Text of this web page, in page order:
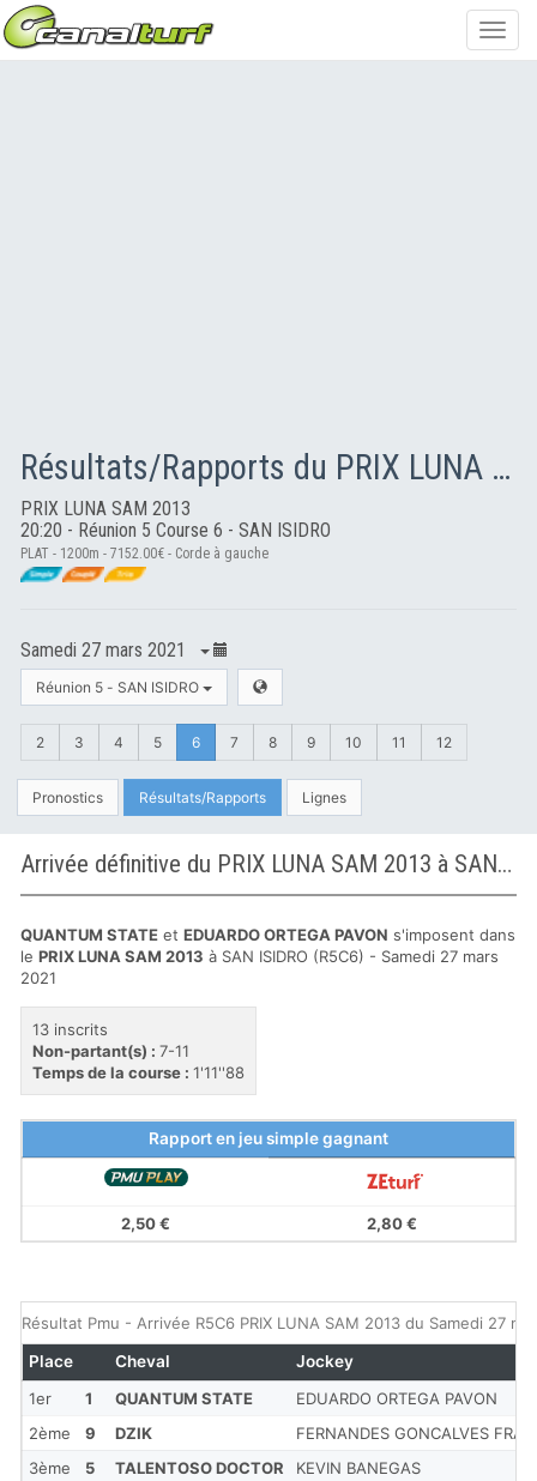
Résultats/Rapports du PRIX LUNA SAM 2013
PRIX LUNA SAM 2013
20:20 - Réunion 5 Course 6 - SAN ISIDRO
PLAT - 1200m - 7152.00€ - Corde à gauche
Samedi 27 mars 2021
Réunion 5 - SAN ISIDRO
2 3 4 5 6 7 8 9 10 11 12
Pronostics Résultats/Rapports Lignes
Arrivée définitive du PRIX LUNA SAM 2013 à SAN ISIDRO
QUANTUM STATE et EDUARDO ORTEGA PAVON s'imposent dans
le PRIX LUNA SAM 2013 à SAN ISIDRO (R5C6) - Samedi 27 mars
2021
13 inscrits
Non-partant(s) : 7-11
Temps de la course : 1'11''88
Rapport en jeu simple gagnant
2,50 € 2,80 €
Résultat Pmu - Arrivée R5C6 PRIX LUNA SAM 2013 du Samedi 27
1er 1 QUANTUM STATE
EDUARDO ORTEGA PAVON
2ème
9 DZIK
FERNANDES GONCALVES FRA.
3ème
5 TALENTOSO DOCTOR
KEVIN BANEGAS
Place Cheval Jockey